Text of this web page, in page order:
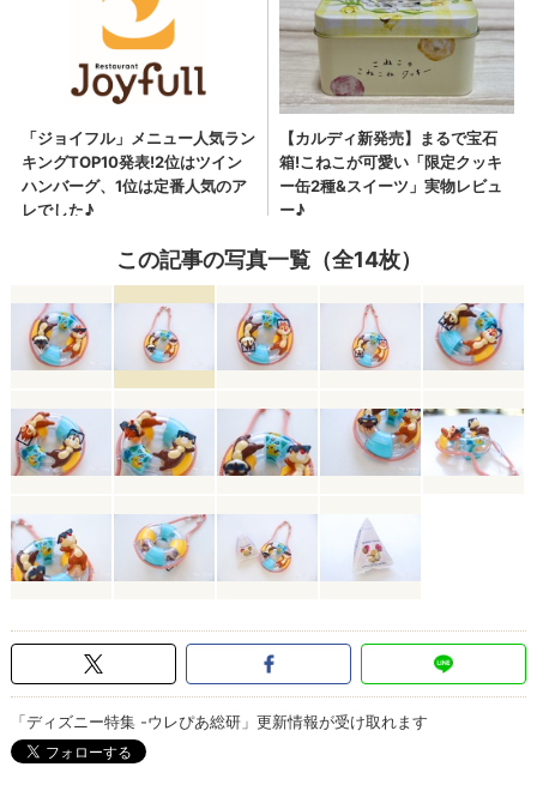
この記事の写真一覧（全14枚）
「ディズニー特集 -ウレぴあ総研」更新情報が受け取れます